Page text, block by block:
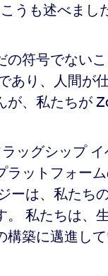
うも述べまし
の符号でない
あり、人間が
、私たちが
ッグシップ
ットフォー
ーは、私たち
。 私たちは、
築に邁進して